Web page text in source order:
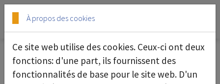
Skip to main content
Skip to page footer
À propos des cookies
Ce site web utilise des cookies. Ceux-ci ont deux
fonctions: d'une part, ils fournissent des
fonctionnalités de base pour le site web. D'un